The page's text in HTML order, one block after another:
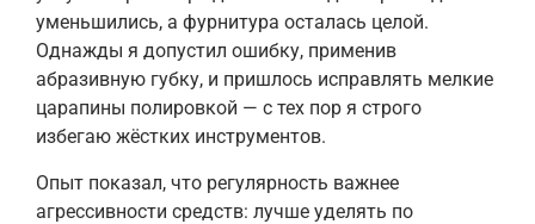
уменьшились, а фурнитура осталась целой.
Однажды я допустил ошибку, применив
абразивную губку, и пришлось исправлять мелкие
царапины полировкой — с тех пор я строго
избегаю жёстких инструментов.
Опыт показал, что регулярность важнее
агрессивности средств: лучше уделять по